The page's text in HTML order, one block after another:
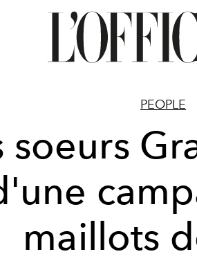
PEOPLE
soeurs
maillots